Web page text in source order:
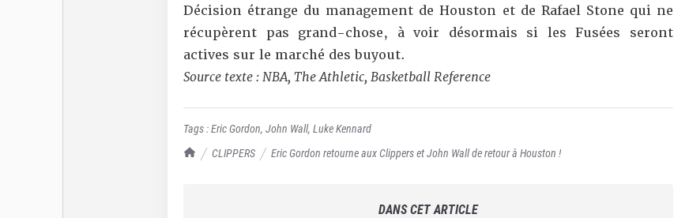
TrashTalk Actu NBA
CLIPPERS Eric Gordon retourne aux Clippers et John Wall de retour à Houston !
Décision étrange du management de Houston et de Rafael Stone qui ne
récupèrent pas grand-chose, à voir désormais si les Fusées seront
actives sur le marché des buyout.
Source texte : NBA, The Athletic, Basketball Reference
Tags :Eric Gordon, John Wall, Luke Kennard
DANS CET ARTICLE